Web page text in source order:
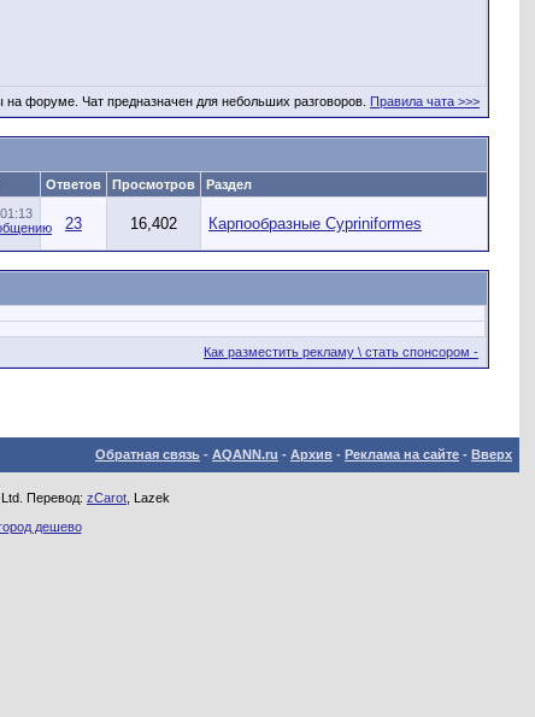
форуме. Чат предназначен для небольших разговоров. Правила чата >>>
Ответов Просмотров Раздел
01:13
23 16,402 Карпообразные Cypriniformes
Как разместить рекламу \ стать спонсором -
Обратная связь - AQANN.ru - Архив - Реклама на сайте - Вверх
Перевод: zCarot , Lazek
дешево